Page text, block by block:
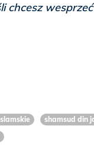
chcesz
shamsud din